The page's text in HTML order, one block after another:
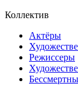
Коллектив
Актёры
Режиссеры